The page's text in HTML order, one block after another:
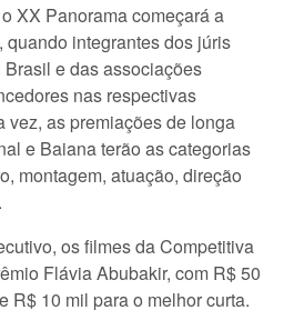
XX Panorama começará a
integrantes dos júris
e das associações
nas respectivas
vez, as premiações de longa
e Baiana terão as categorias
montagem, atuação, direção
os filmes da Competitiva
Flávia Abubakir, com R$ 50
R$ 10 mil para o melhor curta.